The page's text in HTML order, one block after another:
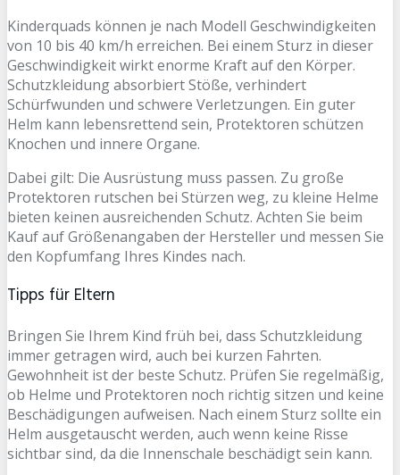
Kinderquads können je nach Modell Geschwindigkeiten
von 10 bis 40 km/h erreichen. Bei einem Sturz in dieser
Geschwindigkeit wirkt enorme Kraft auf den Körper.
Schutzkleidung absorbiert Stöße, verhindert
Schürfwunden und schwere Verletzungen. Ein guter
Helm kann lebensrettend sein, Protektoren schützen
Knochen und innere Organe.
Dabei gilt: Die Ausrüstung muss passen. Zu große
Protektoren rutschen bei Stürzen weg, zu kleine Helme
bieten keinen ausreichenden Schutz. Achten Sie beim
Kauf auf Größenangaben der Hersteller und messen Sie
den Kopfumfang Ihres Kindes nach.
Tipps für Eltern
Bringen Sie Ihrem Kind früh bei, dass Schutzkleidung
immer getragen wird, auch bei kurzen Fahrten.
Gewohnheit ist der beste Schutz. Prüfen Sie regelmäßig,
ob Helme und Protektoren noch richtig sitzen und keine
Beschädigungen aufweisen. Nach einem Sturz sollte ein
Helm ausgetauscht werden, auch wenn keine Risse
sichtbar sind, da die Innenschale beschädigt sein kann.